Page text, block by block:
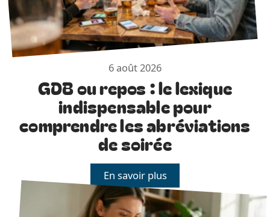
6 août 2026
GDB ou repos : le lexique
indispensable pour
comprendre les abréviations
de soirée
En savoir plus